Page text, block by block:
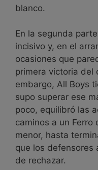
blanco.
En la segunda
incisivo y, en el
ocasiones que
primera victoria del
embargo, All Boys
supo superar ese
poco, equilibró las
caminos a un Ferro
menor, hasta
que los defensores
de rechazar.